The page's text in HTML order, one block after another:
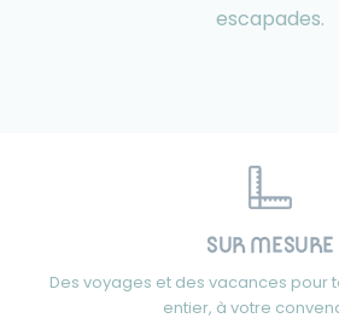
escapades.
SUR MESURE
Des voyages et des vacances pour
entier, à votre